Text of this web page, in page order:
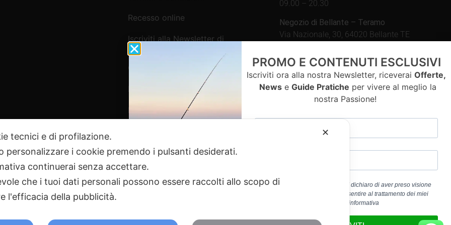
Recesso online
Iscriviti alla Newsletter di
Webpesca
Cookie Policy e Consensi
Informativa e-commerce
Informativa newsletter e contatti
09.00 – 20.30
Negozio di Bellante – Teramo
Via Nazionale, 30, 64020 Bellante TE
09.00 – 13.00 / 15.30 – 19.30
Pagamenti Sicuri
Webpesca è un brand Intent di Federico Andrenacci P.Iva 01917920678
✕
tecnici e di profilazione.
personalizzare i cookie premendo i pulsanti desiderati.
continuerai senza accettare.
che i tuoi dati personali possono essere raccolti allo scopo di
l'efficacia della pubblicità.
PROMO E CONTENUTI ESCLUSIVI
Iscriviti ora alla nostra Newsletter, riceverai Offerte,
Newse Guide Pratiche per vivere al meglio la
nostra Passione!
Cliccando sul pulsante “ISCRIVITI” dichiaro di aver preso visione
e di acconsentire al trattamento dei miei
dati personali per la finalità b) dell’informativa